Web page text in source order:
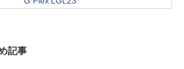
記事